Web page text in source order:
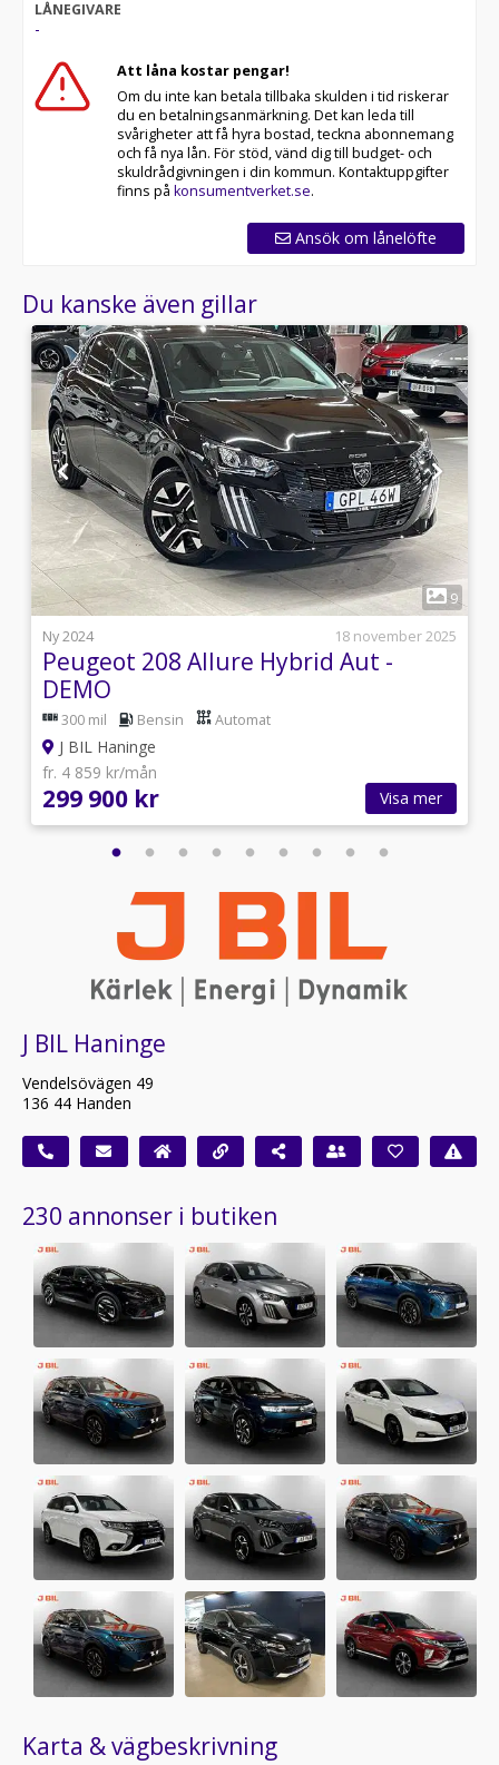
LÅNEGIVARE
-
Att låna kostar pengar!
Om du inte kan betala tillbaka skulden i tid riskerar
du en betalningsanmärkning. Det kan leda till
svårigheter att få hyra bostad, teckna abonnemang
och få nya lån. För stöd, vänd dig till budget- och
skuldrådgivningen i din kommun. Kontaktuppgifter
finns på konsumentverket.se.
Ansök om lånelöfte
Du kanske även gillar
1
9
Ny 2024
18 november 2025
Peugeot 208 Allure Hybrid Aut -
DEMO
300 mil Bensin Automat
J BIL Haninge
fr. 4 859 kr/mån
299 900 kr Visa mer
J BIL Haninge
Vendelsövägen 49
136 44 Handen
230 annonser i butiken
Karta & vägbeskrivning